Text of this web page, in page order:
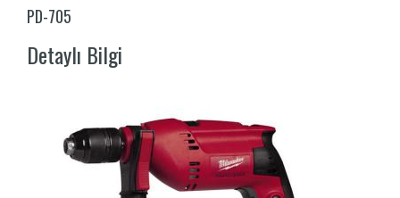
PD-705
Detaylı Bilgi